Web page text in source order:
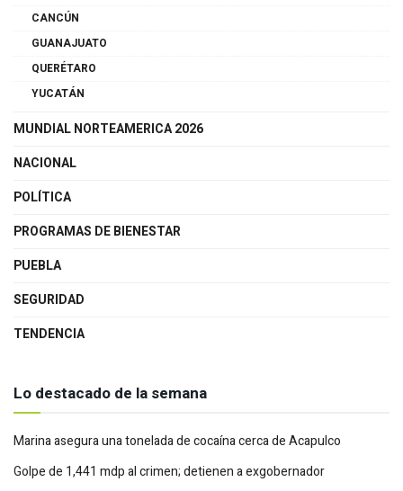
CANCÚN
GUANAJUATO
QUERÉTARO
YUCATÁN
MUNDIAL NORTEAMERICA 2026
NACIONAL
POLÍTICA
PROGRAMAS DE BIENESTAR
PUEBLA
SEGURIDAD
TENDENCIA
Lo destacado de la semana
Marina asegura una tonelada de cocaína cerca de Acapulco
Golpe de 1,441 mdp al crimen; detienen a exgobernador